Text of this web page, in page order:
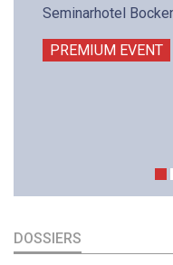
Seminarhotel
PREMIUM EVENT
DOSSIERS